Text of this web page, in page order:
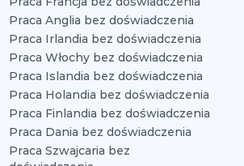
Praca Anglia bez doświadczenia
Praca Irlandia bez doświadczenia
Praca Włochy bez doświadczenia
Praca Islandia bez doświadczenia
Praca Holandia bez doświadczenia
Praca Finlandia bez doświadczenia
Praca Dania bez doświadczenia
Praca Szwajcaria bez